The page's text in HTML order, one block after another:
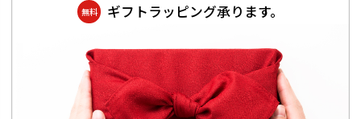
無料 ギフトラッピング承ります。